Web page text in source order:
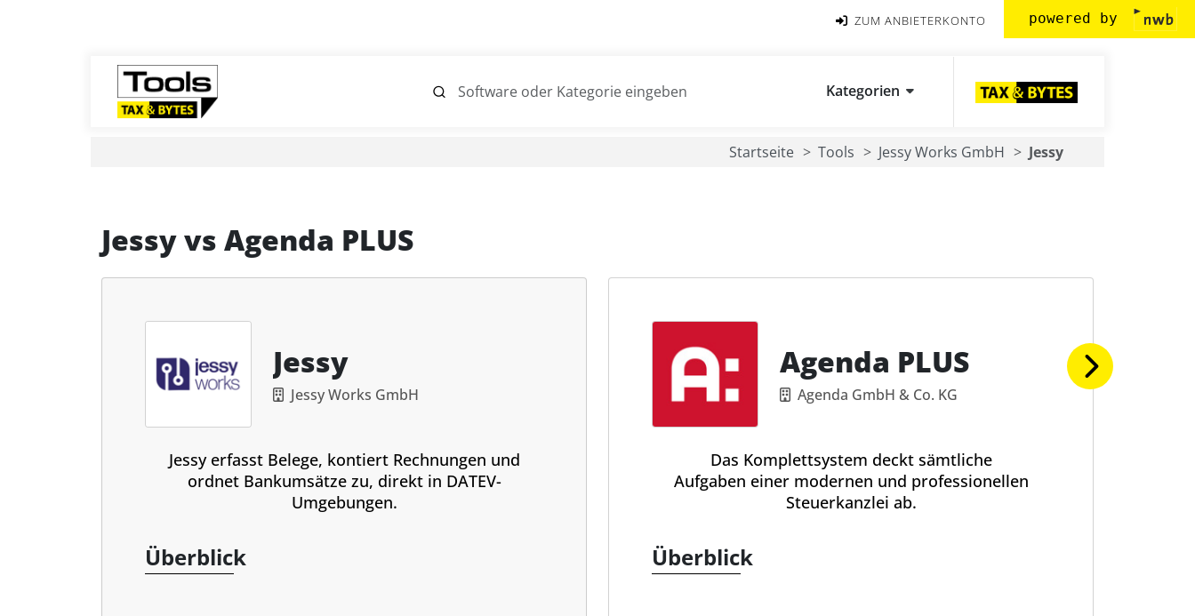
ZUM ANBIETERKONTO powered by
Kategorien
Startseite Tools Jessy Works GmbH Jessy
Jessyvs Agenda PLUS
Jessy
Jessy Works GmbH
Jessy erfasst Belege, kontiert Rechnungen und
ordnet Bankumsätze zu, direkt in DATEV-
Umgebungen.
Überblick
Agenda PLUS
Agenda GmbH & Co. KG
Das Komplettsystem deckt sämtliche
Aufgaben einer modernen und professionellen
Steuerkanzlei ab.
Überblick